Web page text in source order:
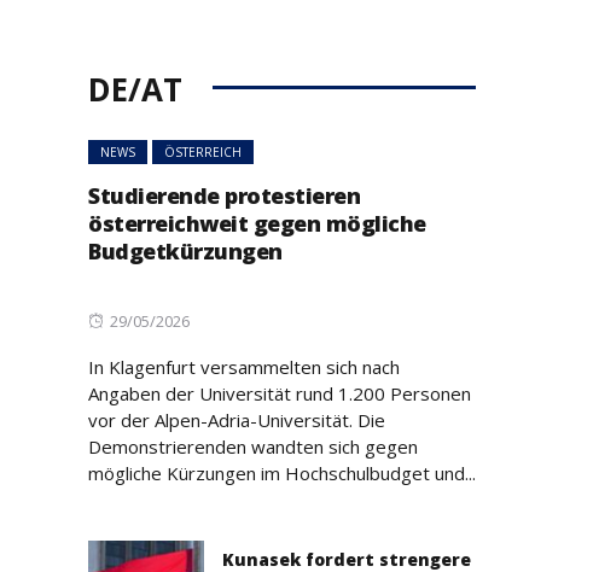
DE/AT
NEWS ÖSTERREICH
Studierende protestieren
österreichweit gegen mögliche
Budgetkürzungen
Posted
29/05/2026
In Klagenfurt versammelten sich nach
Angaben der Universität rund 1.200 Personen
vor der Alpen-Adria-Universität. Die
Demonstrierenden wandten sich gegen
mögliche Kürzungen im Hochschulbudget und...
Kunasek fordert strengere